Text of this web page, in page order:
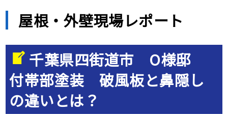
屋根・外壁現場レポート
千葉県四街道市 O様邸
付帯部塗装 破風板と鼻隠し
の違いとは？